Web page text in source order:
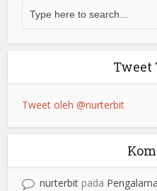
Tweet
Tweet oleh @nurterbit
nurterbit pada